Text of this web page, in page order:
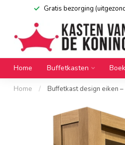
Gratis bezorging
Home Buffetkasten
Home / Buffetkast design eiken